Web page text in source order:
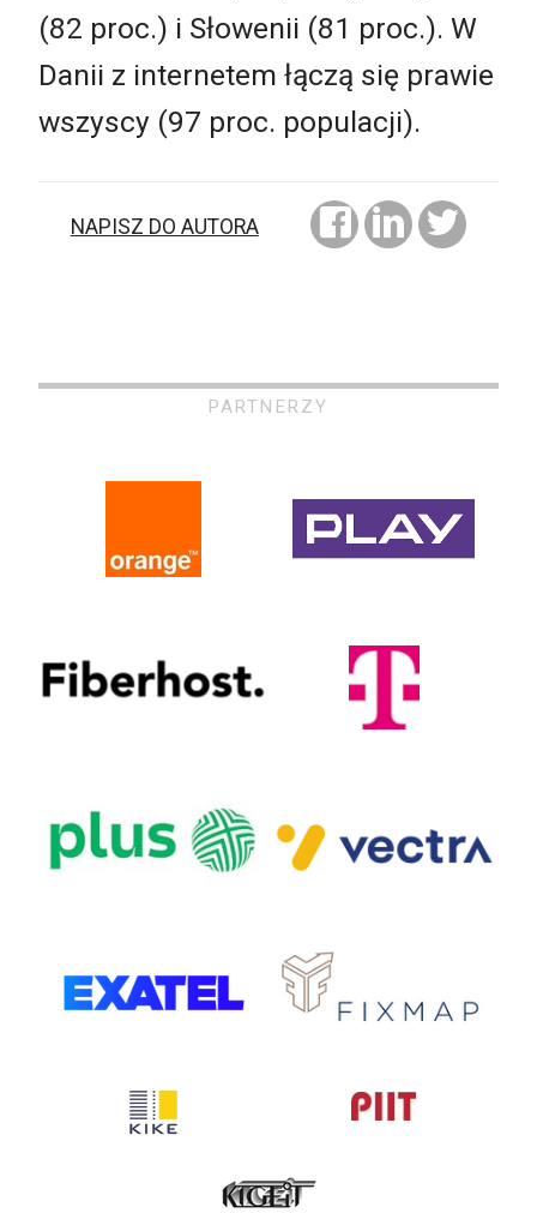
(82 proc.) i Słowenii (81 proc.). W
Danii z internetem łączą się prawie
wszyscy (97 proc. populacji).
NAPISZ DO AUTORA
PARTNERZY